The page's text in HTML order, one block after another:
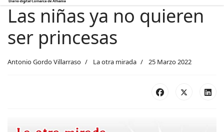
Las niñas ya no quieren
ser princesas
Antonio Gordo Villarraso La otra mirada 25 Marzo 2022